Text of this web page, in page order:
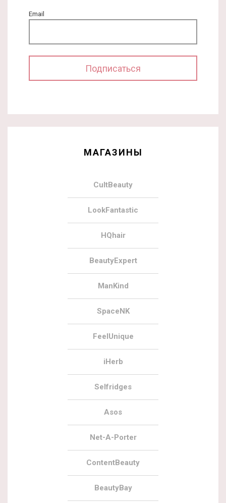
Email
МАГАЗИНЫ
CultBeauty
LookFantastic
HQhair
BeautyExpert
ManKind
SpaceNK
FeelUnique
iHerb
Selfridges
Asos
Net-A-Porter
ContentBeauty
BeautyBay